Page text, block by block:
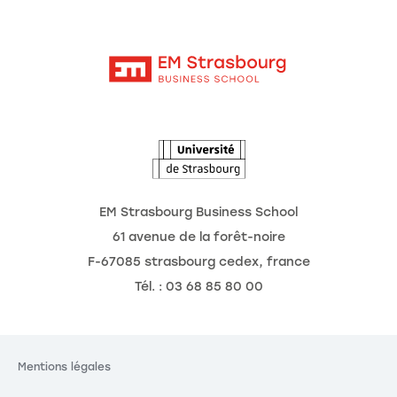
EM Strasbourg Business School
61 avenue de la forêt-noire
F-67085 strasbourg cedex, france
Tél. : 03 68 85 80 00
Mentions légales